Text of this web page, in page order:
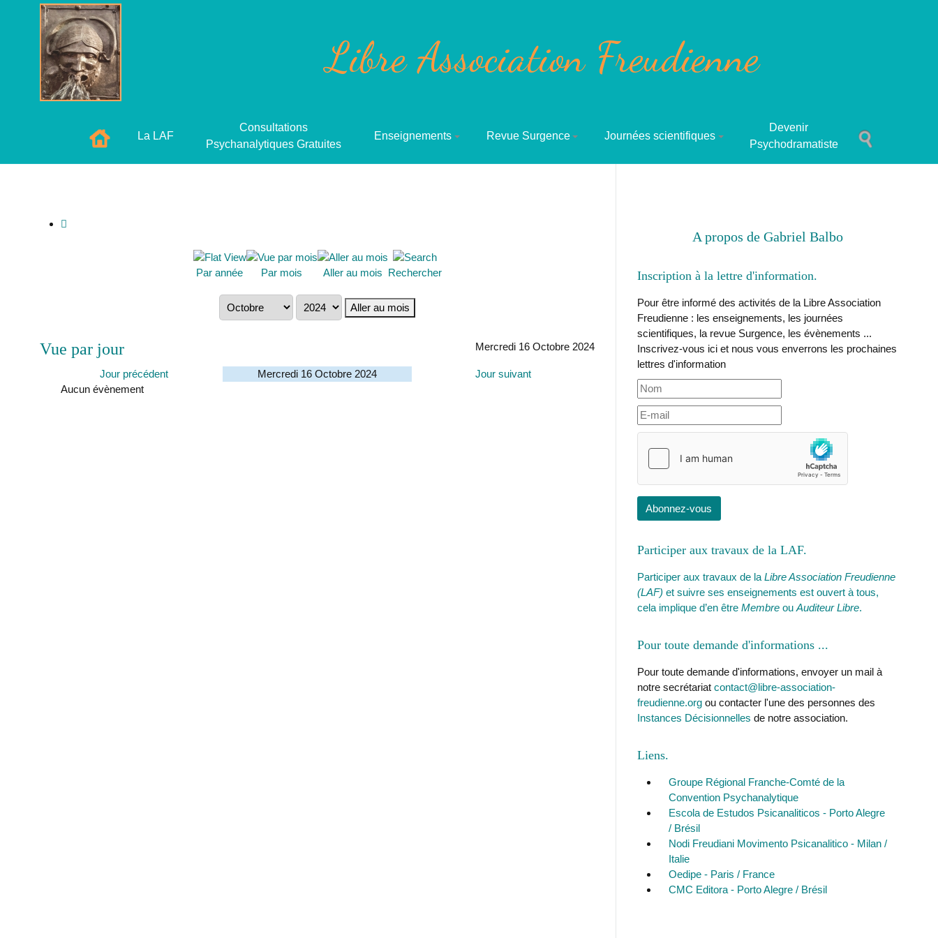
Libre Association Freudienne
La LAF
Consultations
Psychanalytiques Gratuites
Enseignements Revue Surgence Journées scientifiques
Devenir
Psychodramatiste
Par année Par mois Aller au mois Rechercher
Aller au mois
Vue par jour Mercredi 16 Octobre 2024
Jour précédent Mercredi 16 Octobre 2024
Jour suivant
Aucun évènement
A propos de Gabriel Balbo
Inscription à la lettre d'information
Pour être informé des activités de la Libre Association
Freudienne : les enseignements, les journées
scientifiques, la revue Surgence, les évènements ...
Inscrivez-vous ici et nous vous enverrons les prochaines
lettres d'information
Abonnez-vous
Participer aux travaux de la LAF
Participer aux travaux de la Libre Association Freudienne
(LAF) et suivre ses enseignements est ouvert à tous,
cela implique d’en être Membre ou Auditeur Libre.
Pour toute demande d'informations ..
Pour toute demande d'informations, envoyer un mail à
notre secrétariat contact@libre-association-
freudienne.org ou contacter l'une des personnes des
Instances Décisionnelles de notre association.
Liens
Groupe Régional Franche-Comté de la
Convention Psychanalytique
Escola de Estudos Psicanaliticos - Porto Alegre
/ Brésil
Nodi Freudiani Movimento Psicanalitico - Milan /
Italie
Oedipe - Paris / France
CMC Editora - Porto Alegre / Brésil